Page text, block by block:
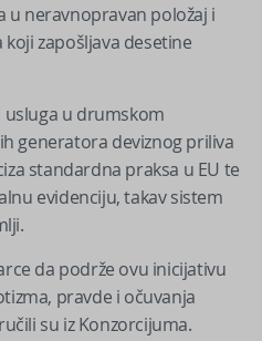
u neravnopravan položaj i
zapošljava desetine
usluga u drumskom
generatora deviznog priliva
standardna praksa u EU te
evidenciju, takav sistem
da podrže ovu inicijativu
pravde i očuvanja
su iz Konzorcijuma.